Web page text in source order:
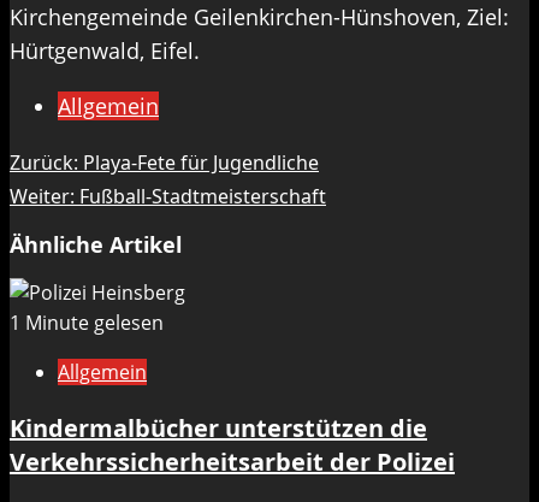
Kirchengemeinde Geilenkirchen-Hünshoven, Ziel:
Hürtgenwald, Eifel.
Allgemein
Beitragsnavigation
Zurück: Playa-Fete für Jugendliche
Weiter: Fußball-Stadtmeisterschaft
Ähnliche Artikel
1 Minute gelesen
Allgemein
Kindermalbücher unterstützen die
Verkehrssicherheitsarbeit der Polizei